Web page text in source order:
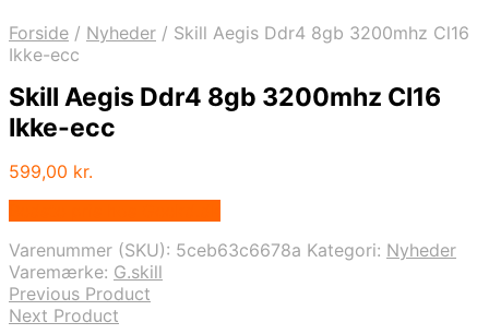
Forside / Nyheder / Skill Aegis Ddr4 8gb 3200mhz Cl16
Ikke-ecc
Skill Aegis Ddr4 8gb 3200mhz Cl16
Ikke-ecc
599,00 kr.
Varenummer (SKU): 5ceb63c6678a Kategori: Nyheder
Varemærke: G.skill
Previous Product
Next Product